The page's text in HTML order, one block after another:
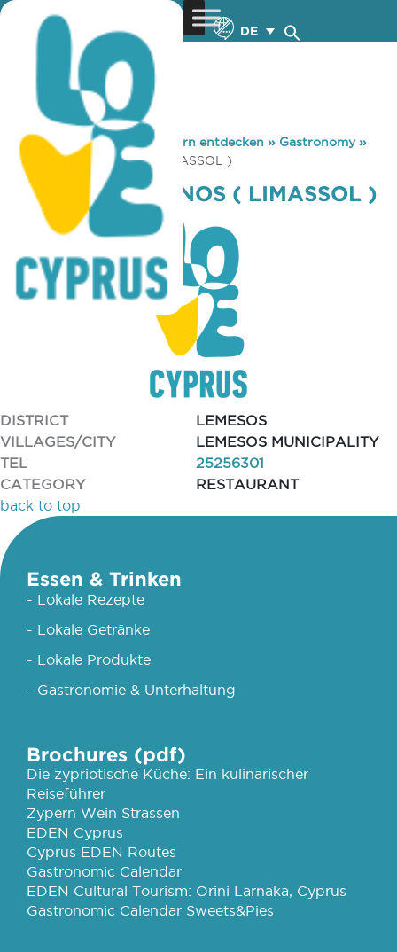
DE
You are here: Home »Zypern entdecken » Gastronomy»
PSISTARIA YIANNOS ( LIMASSOL )
PSISTARIA YIANNOS ( LIMASSOL )
DISTRICT
LEMESOS
VILLAGES/CITY
LEMESOS MUNICIPALITY
TEL
25256301
CATEGORY
RESTAURANT
back to top
Essen & Trinken
- Lokale Rezepte
- Lokale Getränke
- Lokale Produkte
- Gastronomie & Unterhaltung
Brochures (pdf)
Die zypriotische Küche: Ein kulinarischer
Reiseführer
Zypern Wein Strassen
EDEN Cyprus
Cyprus EDEN Routes
Gastronomic Calendar
EDEN Cultural Tourism: Orini Larnaka, Cyprus
Gastronomic Calendar Sweets&Pies